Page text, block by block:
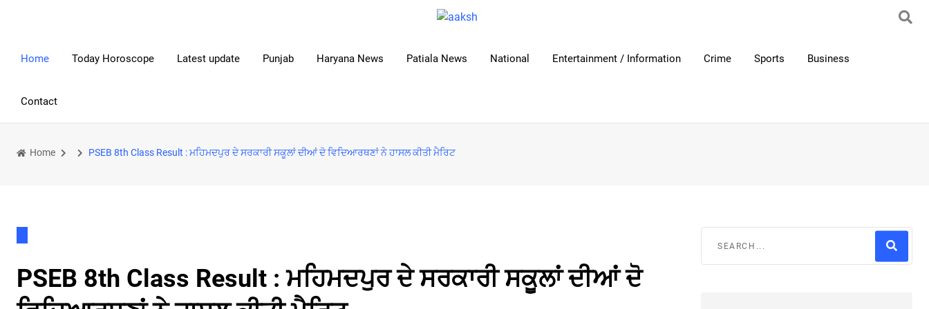
Home Today Horoscope Latest update Punjab Haryana News Patiala News National Entertainment / Information Crime Sports Business
Contact
Home PSEB 8th Class Result : ਮਹਿਮਦਪੁਰ ਦੇ ਸਰਕਾਰੀ ਸਕੂਲਾਂ ਦੀਆਂ ਦੋ ਵਿਦਿਆਰਥਣਾਂ ਨੇ ਹਾਸਲ ਕੀਤੀ ਮੈਰਿਟ
PSEB 8th Class Result : ਮਹਿਮਦਪੁਰ ਦੇ ਸਰਕਾਰੀ ਸਕੂਲਾਂ ਦੀਆਂ ਦੋ